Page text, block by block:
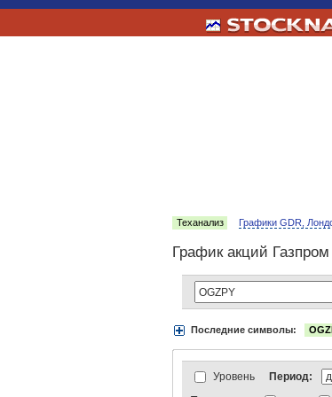
Теханализ Графики GDR,
График акций
Последние символы:
АДР Нью-Йорк:
Вымпелком
АДР Лондон:
ВТБ
Уровень Период: